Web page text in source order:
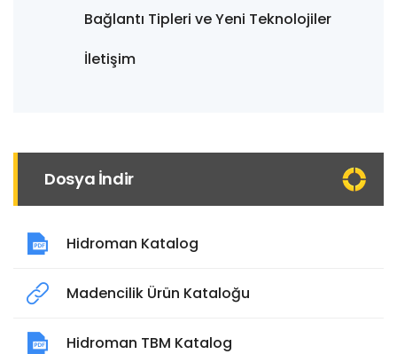
Bağlantı Tipleri ve Yeni Teknolojiler
İletişim
Dosya İndir
Hidroman Katalog
Madencilik Ürün Kataloğu
Hidroman TBM Katalog